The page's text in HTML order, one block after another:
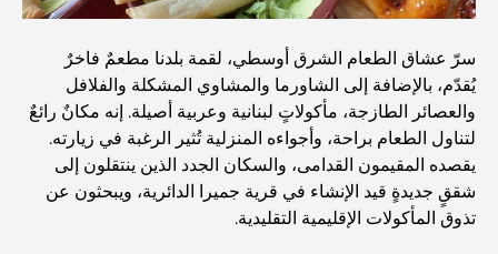
مخطط تلال الغاف الرئيسي: معيار جديد للحياة المتكاملة في
دبي
منازل متوافقة مع مبادئ فاستو: دليل عملي لتحقيق التوازن
والانسجام
أفضل شركات تنسيق الحدائق في دبي: تحويل المساحات
سرّ عشاق الطعام الشرق أوسطي، لقمة بلدنا مطعمٌ فاخرٌ
يُقدّم، بالإضافة إلى الشاورما والمشاوي المشكلة والفلافل
والعصائر الطازجة، مأكولاتٍ لبنانية وعربية أصيلة. إنه مكانٌ رائعٌ
لتناول الطعام براحة، وأجواءه المنزلية تُثير الرغبة في زيارته.
يقصده المقيمون القدامى، والسكان الجدد الذين ينتقلون إلى
شققٍ جديدةٍ قيد الإنشاء في قرية جميرا الدائرية، ويبحثون عن
تذوق المأكولات الإقليمية التقليدية.